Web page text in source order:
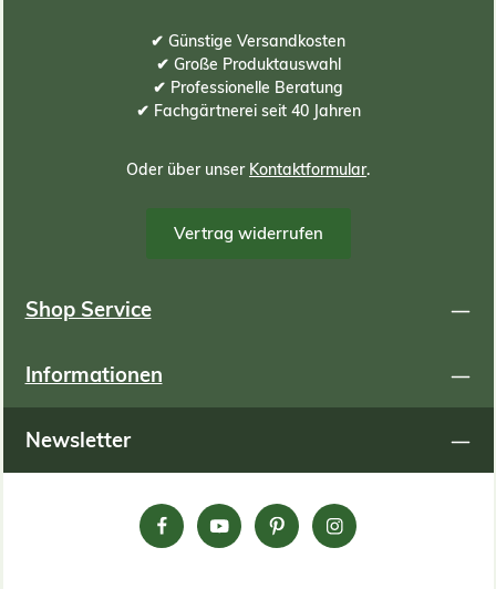
✔ Günstige Versandkosten
✔ Große Produktauswahl
✔ Professionelle Beratung
✔ Fachgärtnerei seit 40 Jahren
Oder über unser Kontaktformular.
Vertrag widerrufen
Shop Service
Informationen
Newsletter